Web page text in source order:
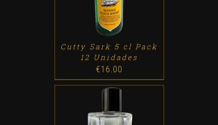
Cutty Sark 5 cl Pack
12 Unidades
€16.00